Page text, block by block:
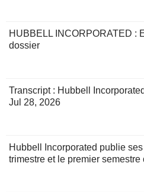
HUBBELL INCORPORATED :
dossier
Transcript : Hubbell
Jul 28, 2026
Hubbell Incorporated publie
trimestre et le premier